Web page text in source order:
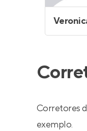
Corretores
exemplo.